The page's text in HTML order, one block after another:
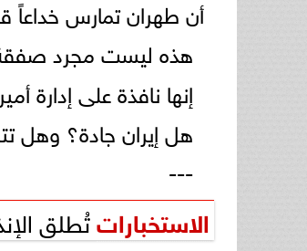
أن طهران تمارس خداعاً
هذه ليست مجرد صفقة
إنها نافذة على إدارة
هل إيران جادة؟ وهل
---
الاستخباراتتُطلق